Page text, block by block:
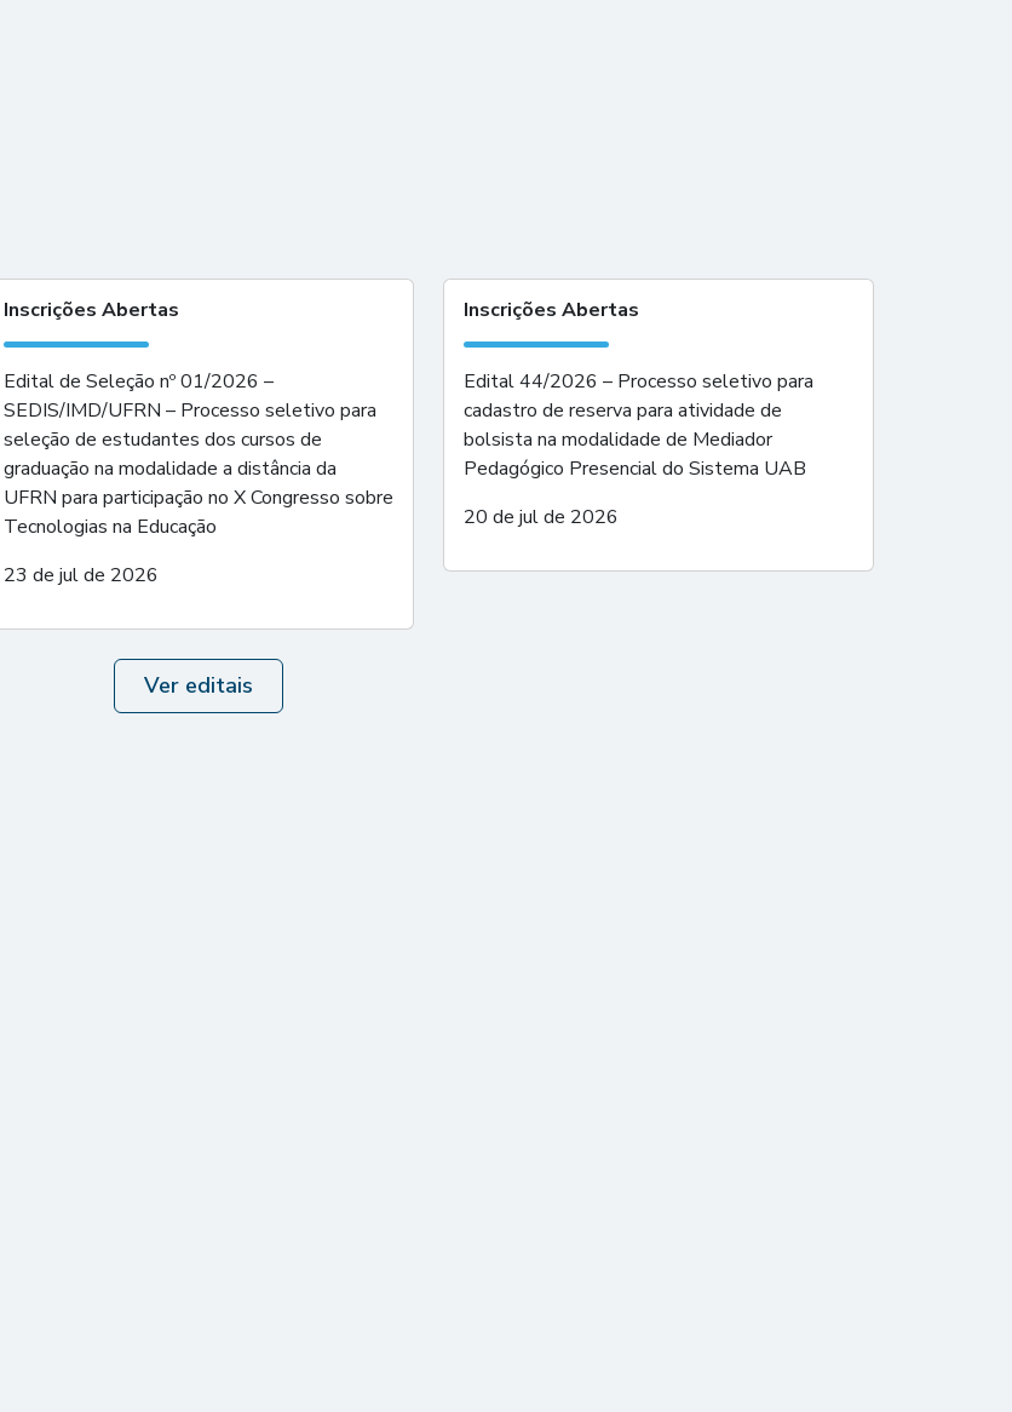
Inscrições Abertas
Edital de Seleção nº 01/2026 –
SEDIS/IMD/UFRN – Processo seletivo para
seleção de estudantes dos cursos de
graduação na modalidade a distância da
UFRN para participação no X Congresso sobre
Tecnologias na Educação
23 de jul de 2026
Inscrições Abertas
Edital 44/2026 – Processo seletivo para
cadastro de reserva para atividade de
bolsista na modalidade de Mediador
Pedagógico Presencial do Sistema UAB
20 de jul de 2026
Ver editais